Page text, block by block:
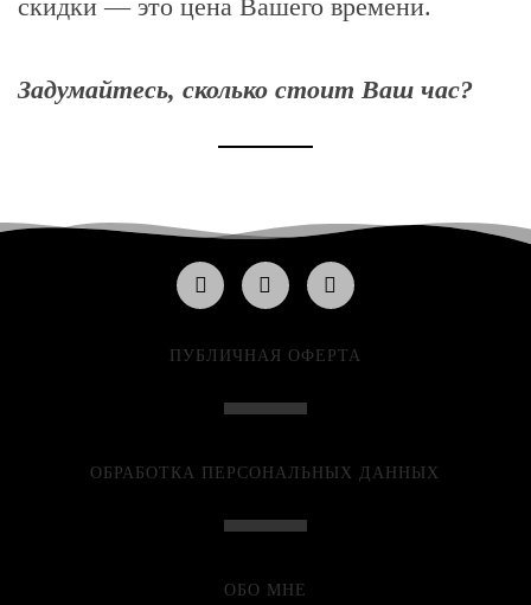
скидки — это цена Вашего времени.
Задумайтесь, сколько стоит Ваш час?
ПУБЛИЧНАЯ ОФЕРТА
ОБРАБОТКА ПЕРСОНАЛЬНЫХ ДАННЫХ
ОБО МНЕ